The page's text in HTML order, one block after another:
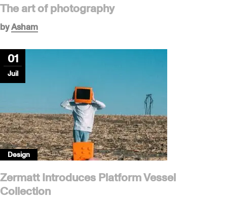
The art of photography
byAsham
01
Juil
Design
Zermatt Introduces Platform Vessel
Collection